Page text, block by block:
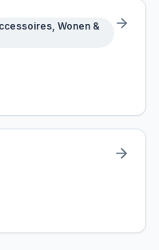
Wonen &